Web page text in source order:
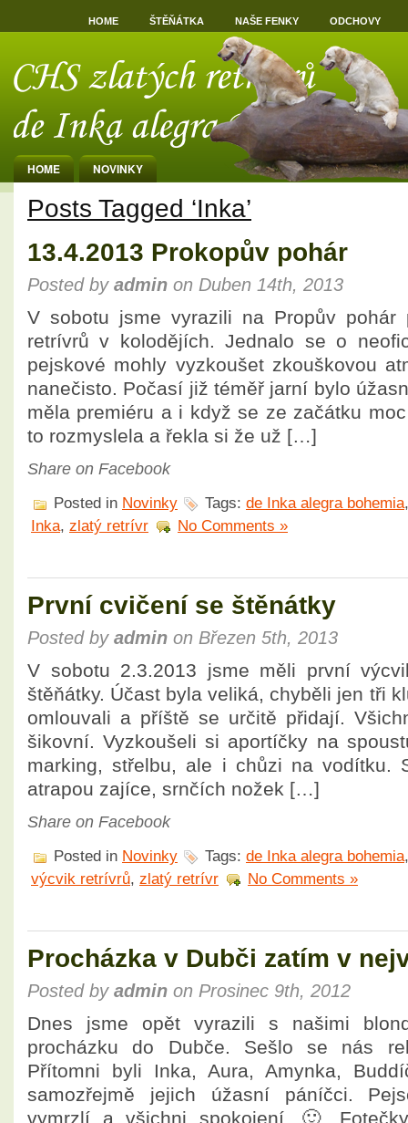
HOME ŠTĚŇÁTKA NAŠE FENKY ODCHOVY
HOME NOVINKY
Posts Tagged ‘Inka’
13.4.2013 Prokopův pohár
Posted by admin on Duben 14th, 2013
V sobotu jsme vyrazili na Propův pohár
retrívrů v kolodějích. Jednalo se o
pejskové mohly vyzkoušet zkouškovou
nanečisto. Počasí již téměř jarní bylo
měla premiéru a i když se ze začátku
to rozmyslela a řekla si že už […]
Share on Facebook
Posted in Novinky Tags: de Inka alegra bohemia
Inka, zlatý retrívr No Comments »
První cvičení se štěnátky
Posted by admin on Březen 5th, 2013
V sobotu 2.3.2013 jsme měli první
štěňátky. Účast byla veliká, chyběli jen tři
omlouvali a příště se určitě přidají.
šikovní. Vyzkoušeli si aportíčky na
marking, střelbu, ale i chůzi na vodítku.
atrapou zajíce, srnčích nožek […]
Share on Facebook
Posted in Novinky Tags: de Inka alegra bohemia
výcvik retrívrů, zlatý retrívr No Comments »
Procházka v Dubči zatím v
Posted by admin on Prosinec 9th, 2012
Dnes jsme opět vyrazili s našimi
procházku do Dubče. Sešlo se nás
Přítomni byli Inka, Aura, Amynka,
samozřejmě jejich úžasní páníčci.
vymrzlí a všichni spokojení. 🙂